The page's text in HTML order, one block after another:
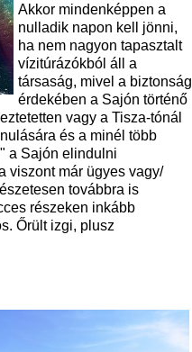
Akkor mindenképpen a
nulladik napon kell jönni,
ha nem nagyon tapasztalt
vízitúrázókból áll a
társaság, mivel a biztonság
érdekében a Sajón történő
vagy a Tisza-tónál
és a minél több
a Sajón elindulni
viszont már ügyes vagy/
továbbra is
részeken inkább
Őrült izgi, plusz